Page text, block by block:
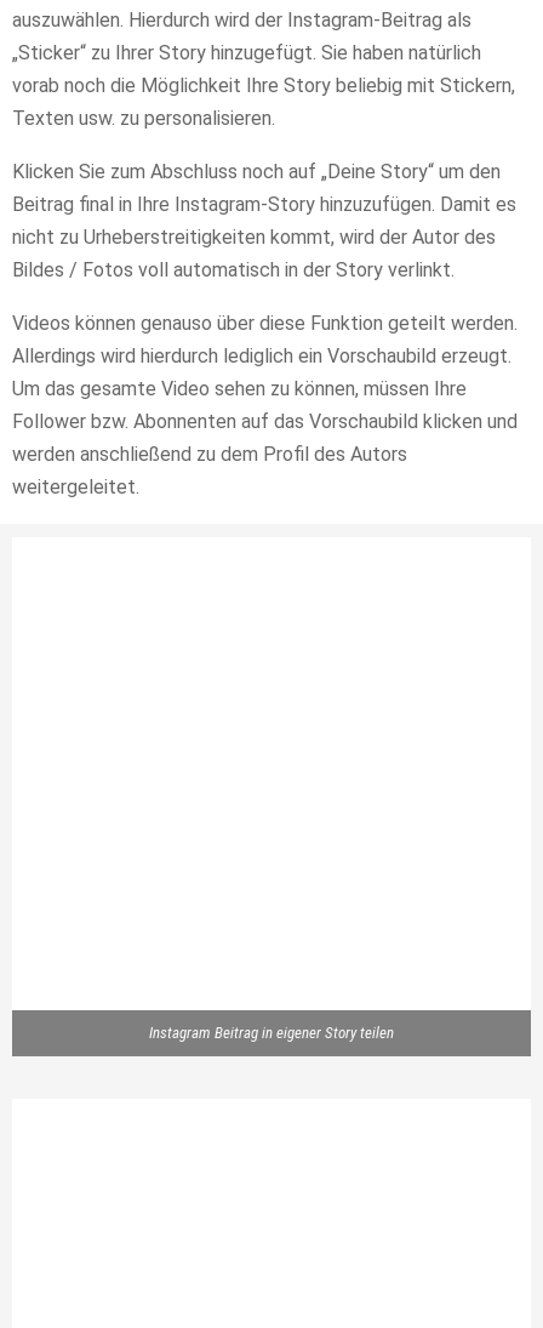
auszuwählen. Hierdurch wird der Instagram-Beitrag als
„Sticker“ zu Ihrer Story hinzugefügt. Sie haben natürlich
vorab noch die Möglichkeit Ihre Story beliebig mit Stickern,
Texten usw. zu personalisieren.
Klicken Sie zum Abschluss noch auf „Deine Story“ um den
Beitrag final in Ihre Instagram-Story hinzuzufügen. Damit es
nicht zu Urheberstreitigkeiten kommt, wird der Autor des
Bildes / Fotos voll automatisch in der Story verlinkt.
Videos können genauso über diese Funktion geteilt werden.
Allerdings wird hierdurch lediglich ein Vorschaubild erzeugt.
Um das gesamte Video sehen zu können, müssen Ihre
Follower bzw. Abonnenten auf das Vorschaubild klicken und
werden anschließend zu dem Profil des Autors
weitergeleitet.
Instagram Beitrag in eigener Story teilen